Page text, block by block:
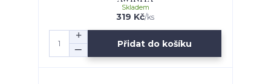
319 Kč/ks
Skladem
Přidat do košíku